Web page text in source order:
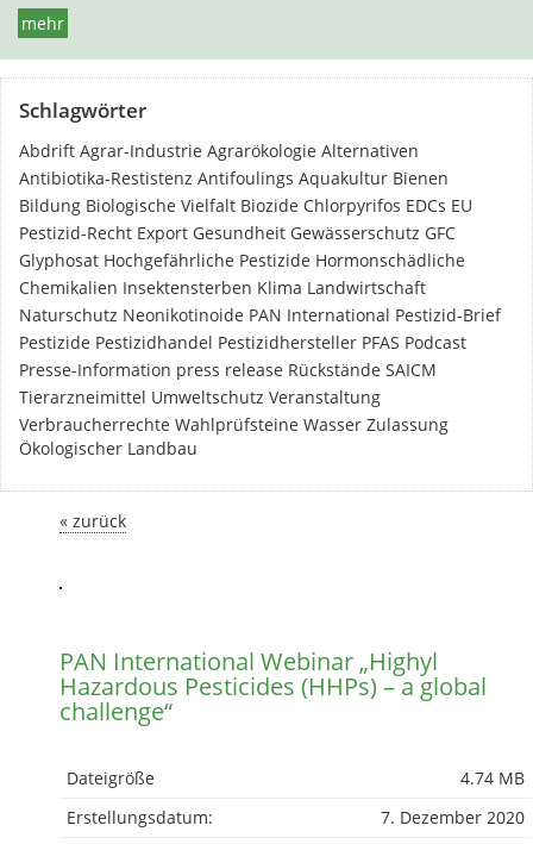
mehr
Schlagwörter
Abdrift Agrar-Industrie Agrarökologie Alternativen
Antibiotika-Restistenz Antifoulings Aquakultur Bienen
Bildung Biologische Vielfalt Biozide Chlorpyrifos EDCs EU
Pestizid-Recht Export Gesundheit Gewässerschutz GFC
Glyphosat Hochgefährliche Pestizide Hormonschädliche
Chemikalien Insektensterben Klima Landwirtschaft
Naturschutz Neonikotinoide PAN International Pestizid-Brief
Pestizide Pestizidhandel Pestizidhersteller PFAS Podcast
Presse-Information press release Rückstände SAICM
Tierarzneimittel Umweltschutz Veranstaltung
Verbraucherrechte Wahlprüfsteine Wasser Zulassung
Ökologischer Landbau
« zurück
PAN International Webinar „Highyl
Hazardous Pesticides (HHPs) – a global
challenge“
Dateigröße
4.74 MB
Erstellungsdatum:
7. Dezember 2020